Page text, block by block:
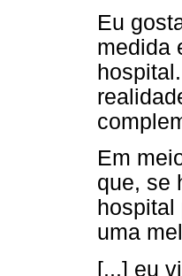
Eu
medida
Em
que, se
uma
[...] eu